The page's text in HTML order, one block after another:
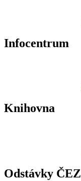
Infocentrum
Knihovna
Odstávky ČEZ